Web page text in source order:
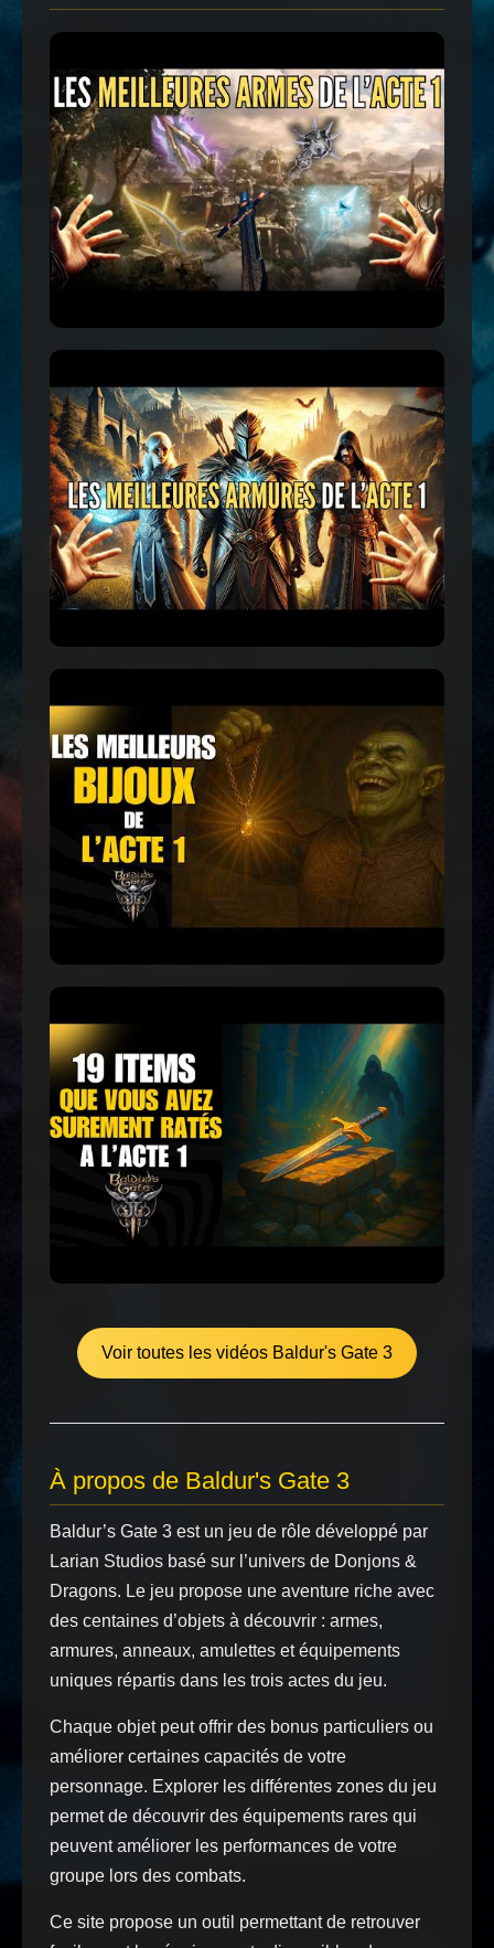
Voir toutes les vidéos Baldur's Gate 3
À propos de Baldur's Gate 3
Baldur’s Gate 3 est un jeu de rôle développé par
Larian Studios basé sur l’univers de Donjons &
Dragons. Le jeu propose une aventure riche avec
des centaines d’objets à découvrir : armes,
armures, anneaux, amulettes et équipements
uniques répartis dans les trois actes du jeu.
Chaque objet peut offrir des bonus particuliers ou
améliorer certaines capacités de votre
personnage. Explorer les différentes zones du jeu
permet de découvrir des équipements rares qui
peuvent améliorer les performances de votre
groupe lors des combats.
Ce site propose un outil permettant de retrouver